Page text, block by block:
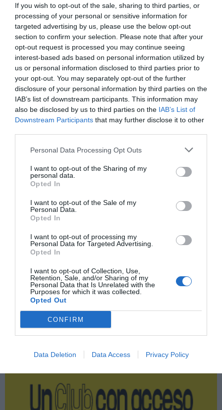
If you wish to opt-out of the sale, sharing to third parties, or
processing of your personal or sensitive information for
targeted advertising by us, please use the below opt-out
section to confirm your selection. Please note that after your
opt-out request is processed you may continue seeing
interest-based ads based on personal information utilized by
us or personal information disclosed to third parties prior to
your opt-out. You may separately opt-out of the further
disclosure of your personal information by third parties on the
IAB’s list of downstream participants. This information may
also be disclosed by us to third parties on the IAB’s List of
Downstream Participants that may further disclose it to other
Personal Data Processing Opt Outs
I want to opt-out of the Sharing of my
personal data.
Opted In
I want to opt-out of the Sale of my
Personal Data.
Opted In
I want to opt-out of processing my
Personal Data for Targeted Advertising.
Opted In
I want to opt-out of Collection, Use,
Retention, Sale, and/or Sharing of my
Personal Data that Is Unrelated with the
Purposes for which it was collected.
Opted Out
CONFIRM
Data Deletion Data Access Privacy Policy
Operaciones corporativas
Sobre Intelligence 2P
Intelligence 2P es la unidad de estrategia e
inteligencia de mercado de 2Playbook, cuya plataforma
de datos monitoriza en tiempo real el negocio de medio
centenar de cadenas de gimnasios, para analizar y
comparar el rendimiento anual de las compañías en sus
distintas líneas de actividad.
La plataforma incluye un geolocalizador con más de
16.000 centros deportivos en España, Portugal, Italia y
Francia, categorizados por cadena, ubicación, segmento
de negocio, servicios y precios. Si quieres más
información, contacta con nosotros en
Añadir2Playbookcomo fuente preferida de Google
Mantente informado con las últimas noticias de actualidad.
ACTIVAR AHORA
Compartir
Imprimir
Publicidad
2P